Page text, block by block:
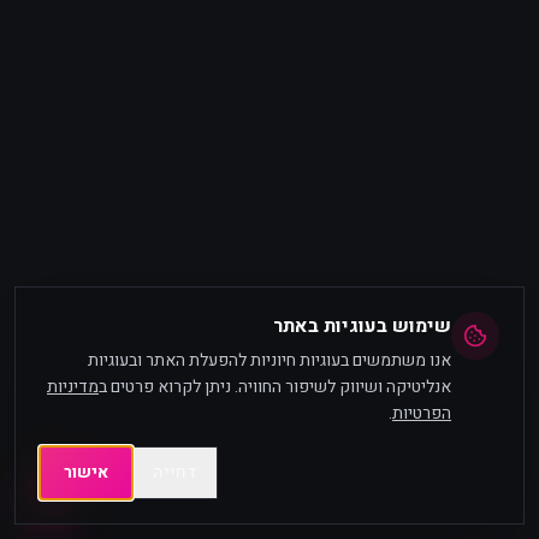
שימוש בעוגיות באתר
אנו משתמשים בעוגיות חיוניות להפעלת האתר ובעוגיות
אנליטיקה ושיווק לשיפור החוויה. ניתן לקרוא פרטים במדיניות
הפרטיות.
אישור